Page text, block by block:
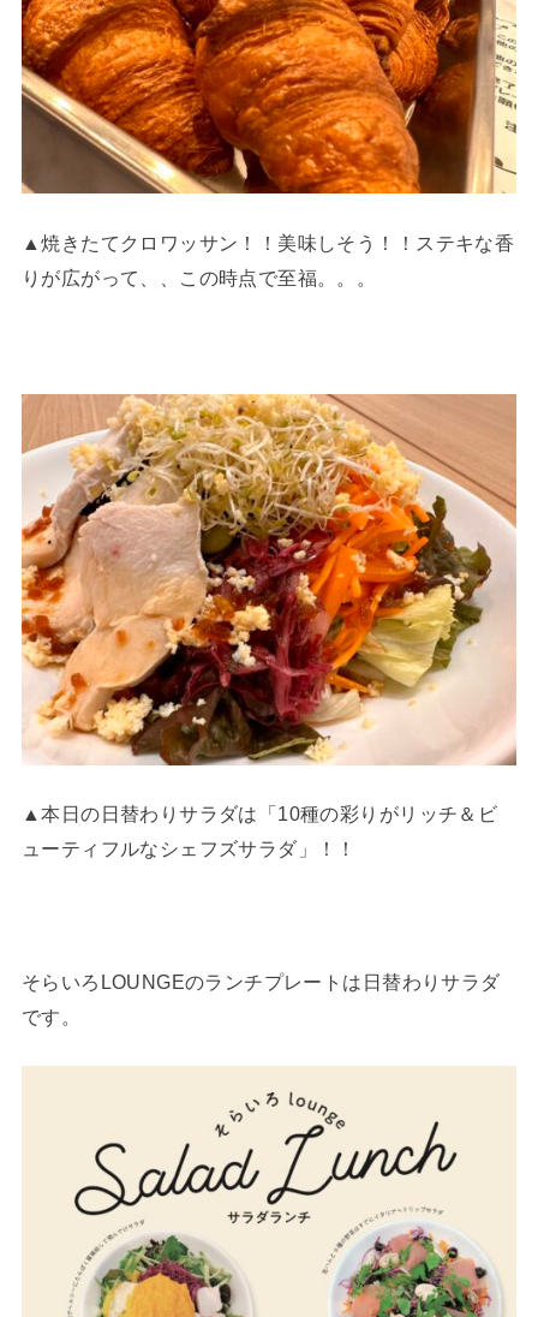
▲焼きたてクロワッサン！！美味しそう！！ステキな香
りが広がって、、この時点で至福。。。
▲本日の日替わりサラダは「10種の彩りがリッチ＆ビ
ューティフルなシェフズサラダ」！！
そらいろLOUNGEのランチプレートは日替わりサラダ
です。